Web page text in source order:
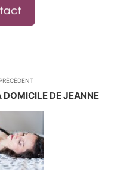
DOMICILE DE JEANNE